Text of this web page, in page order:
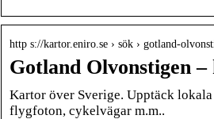
http s://kartor.eniro.se › sök › gotland-
Gotland Olvonstigen
Kartor över Sverige. Upptäck
flygfoton, cykelvägar m.m..